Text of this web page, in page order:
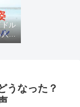
ドル
人気
うなった？